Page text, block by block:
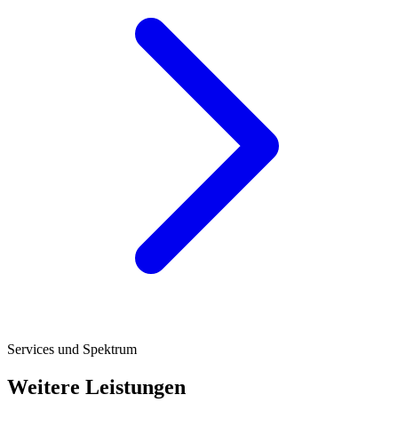
Services und Spektrum
Weitere Leistungen